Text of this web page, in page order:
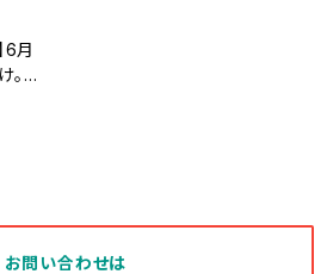
6月
年
お問い合わせは